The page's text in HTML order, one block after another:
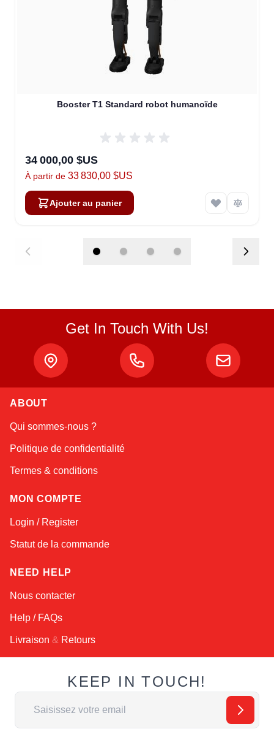
Booster T1 Standard robot humanoïde
34 000,00 $US
À partir de 33 830,00 $US
Ajouter au panier
Get In Touch With Us!
ABOUT
Qui sommes-nous ?
Politique de confidentialité
Termes & conditions
MON COMPTE
Login / Register
Statut de la commande
NEED HELP
Nous contacter
Help / FAQs
Livraison & Retours
KEEP IN TOUCH!
Adresse email